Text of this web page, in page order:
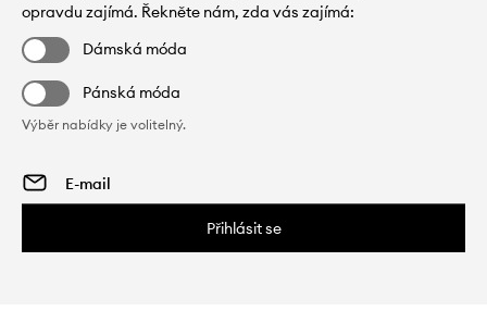
opravdu zajímá. Řekněte nám, zda vás zajímá:
Dámská móda
Pánská móda
Výběr nabídky je volitelný.
Přihlásit se